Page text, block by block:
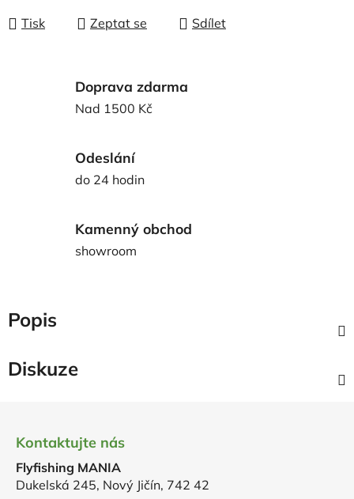
Tisk Zeptat se Sdílet
Doprava zdarma
Nad 1500 Kč
Odeslání
do 24 hodin
Kamenný obchod
showroom
Popis
Diskuze
Kontaktujte nás
Flyfishing MANIA
Dukelská 245, Nový Jičín, 742 42